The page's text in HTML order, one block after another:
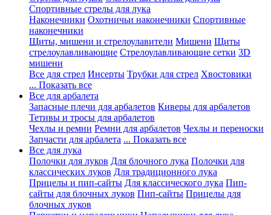
Спортивные стрелы для лука
Наконечники Охотничьи наконечники Спортивные
наконечники
Щиты, мишени и стрелоулавители Мишени Щиты
стрелоулавливающие Стрелоулавливающие сетки 3D
мишени
Все для стрел Инсерты Трубки для стрел Хвостовики
... Показать все
Все для арбалета
Запасные плечи для арбалетов Киверы для арбалетов
Тетивы и тросы для арбалетов
Чехлы и ремни Ремни для арбалетов Чехлы и переноски
Запчасти для арбалета ... Показать все
Все для лука
Полочки для луков Для блочного лука Полочки для
классических луков Для традиционного лука
Прицелы и пип-сайты Для классического лука Пип-
сайты для блочных луков Пип-сайты Прицелы для
блочных луков